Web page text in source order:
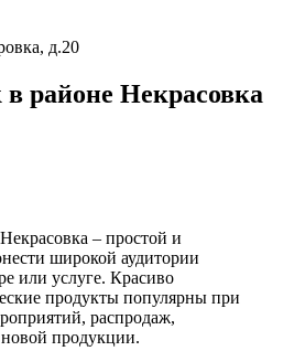
д.20
районе Некрасовка
– простой и
широкой аудитории
или услуге. Красиво
продукты популярны при
распродаж,
продукции.